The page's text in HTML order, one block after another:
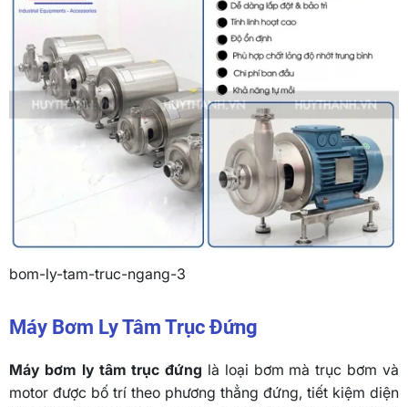
bom-ly-tam-truc-ngang-3
Máy Bơm Ly Tâm Trục Đứng
Máy bơm ly tâm trục đứng là loại bơm mà trục bơm và
motor được bố trí theo phương thẳng đứng, tiết kiệm diện